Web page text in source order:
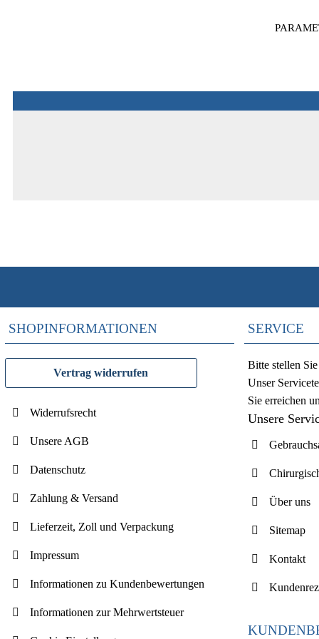
SHOPINFORMATIONEN
Vertrag widerrufen
Widerrufsrecht
Unsere AGB
Datenschutz
Zahlung & Versand
Lieferzeit, Zoll und Verpackung
Impressum
Informationen zu Kundenbewertungen
Informationen zur Mehrwertsteuer
SERVICE
Bitte stellen
Unser
Sie erreichen
Unsere
Über uns
Sitemap
Kontakt